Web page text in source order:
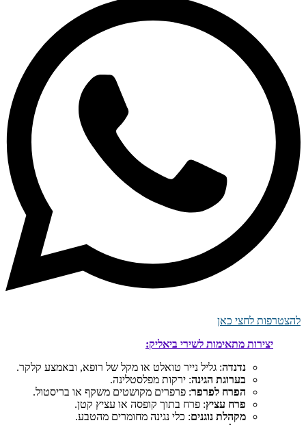
להצטרפות לחצי כאן
יצירות מתאימות לשירי ביאליק:
נדנדה: גליל נייר טואלט או מקל של רופא, ובאמצע קלקר.
בערוגת הגינה: ירקות מפלסטלינה.
הפרח לפרפר: פרפרים מקושטים משקף או בריסטול.
פרח עציץ: פרח בתוך קופסה או עציץ קטן.
מקהלת נוגנים: כלי נגינה מחומרים מהטבע.